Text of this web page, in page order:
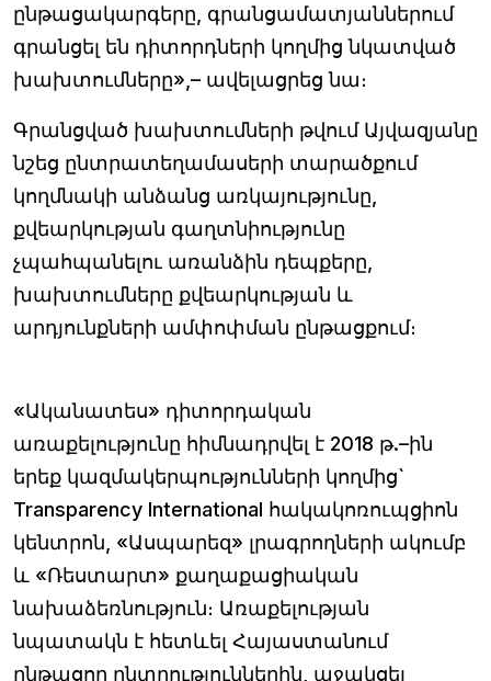
ընթացակարգերը, գրանցամատյաններում
գրանցել են դիտորդների կողմից նկատված
խախտումները»,– ավելացրեց նա։
Գրանցված խախտումների թվում Այվազյանը
նշեց ընտրատեղամասերի տարածքում
կողմնակի անձանց առկայությունը,
քվեարկության գաղտնիությունը
չպահպանելու առանձին դեպքերը,
խախտումները քվեարկության և
արդյունքների ամփոփման ընթացքում։
«Ականատես» դիտորդական
առաքելությունը հիմնադրվել է 2018 թ.–ին
երեք կազմակերպությունների կողմից`
Transparency International հակակոռուպցիոն
կենտրոն, «Ասպարեզ» լրագրողների ակումբ
և «Ռեստարտ» քաղաքացիական
նախաձեռնություն։ Առաքելության
նպատակն է հետևել Հայաստանում
ընթացող ընտրություններին, աջակցել